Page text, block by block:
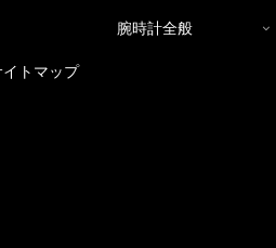
腕時計全般
イトマップ